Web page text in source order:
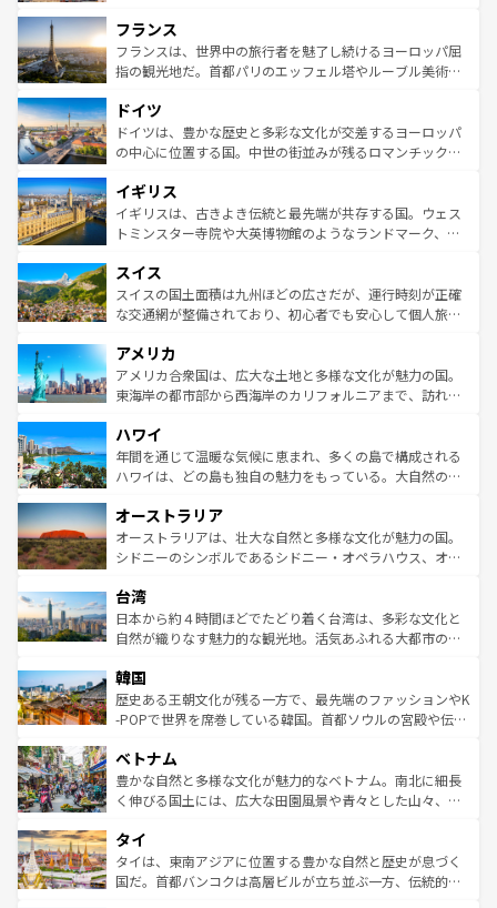
ませてくれるイタリアで、忘れられない旅をしてみよう！
なお、新着のイタリア情報はコンテンツ一覧 を参照してほ
しい。
文化が根付くこの国では、情熱的なフラメンコ、熱気あふ
れる闘牛、そして美味しいタパスが生活の一部となってい
る。首都マドリードの洗練された雰囲気や、バルセロナの
の城塞都市、穏やかなビーチリゾートまで多彩な表情を見
せる。地方によって風土や気候が異なるスペインはその個
性で訪れる人を魅了する。 なお、新着のスペイン情報はコ
フランス
フランスは、世界中の旅行者を魅了し続けるヨーロッパ屈
指の観光地だ。首都パリのエッフェル塔やルーブル美術館
で、幅広い魅力が詰まっている。華麗な宮殿、歴史的な大
聖堂、美しいビーチ、そして豊かな自然が、訪れる者を心
から魅了する。また、フランスは美食の国としても知ら
いる。シャンパンの発祥地であるランス、プロヴァンスの
香り高いラベンダー畑など、多彩な楽しみ方が可能だ。さ
らに、パリ以外の地域にも魅力が溢れており、どの街角に
れる地方に足を運ぶとそれぞれで全く異なる文化を体験で
きるだろう。 なお、新着のフランス情報はコンテンツ一覧
を参照してほしい。
ドイツ
ドイツは、豊かな歴史と多彩な文化が交差するヨーロッパ
の中心に位置する国。中世の街並みが残るロマンチック街
顔を持つこの国は、どこを歩いても飽きることがない。ベ
ルリンの文化的活気、バイエルン州のアルプスの絶景、そ
してライン川沿いのワイン畑といった風景は必見。ビール
は、お酒好きな人にはぜひ体験してほしい。 なお、新着の
ドイツ情報はコンテンツ一覧を参照してほしい。
イギリス
イギリスは、古きよき伝統と最先端が共存する国。ウェス
トミンスター寺院や大英博物館のようなランドマーク、歴
リアごとに異なる魅力がある。また、優雅なアフタヌーン
ティー、ビール好きにはたまらない英国パブ、サッカー観
戦など、本場だからこそできる体験も豊富。イギリスを旅
ンツ一覧を参照してほしい。
スイス
スイスの国土面積は九州ほどの広さだが、運行時刻が正確
な交通網が整備されており、初心者でも安心して個人旅行
の建物がそのまま残る町や、スイスならではのユニークな
博物館もあり、アルプス観光だけでなく町歩きも満喫する
ことができる。国民の所得が高いため物価も高いが、旅行
ば市内交通費無料で観光を楽しむこともできる。 なお、新
着のスイス情報はコンテンツ一覧 を参照してほしい。
アメリカ
アメリカ合衆国は、広大な土地と多様な文化が魅力の国。
東海岸の都市部から西海岸のカリフォルニアまで、訪れる
のような巨大都市は、観光、ショッピング、エンターテイ
ンメントが詰まった刺激的なスポットだ。一方、アメリカ
西部には大自然が広がり、グランドキャニオンやイエロー
部のニューオーリンズでは、音楽と美食が融合した独特の
文化が魅力。旅行者はアメリカの各地域で異なる魅力を楽
しみながら、その多様性と豊かな歴史を感じることができ
ならではの贅沢な旅のスタイルだ。 なお、新着のアメリカ
情報はコンテンツ一覧を参照してほしい。
ハワイ
年間を通じて温暖な気候に恵まれ、多くの島で構成される
ハワイは、どの島も独自の魅力をもっている。大自然の神
ワイ島は見逃せない。また、定番の観光地といえばオアフ
島だが、静かな自然を求めるならマウイ島やカウアイ島が
おすすめ。エメラルドグリーンに輝く海をはじめ、豊かな
れるおもてなしの心で訪れる人々を迎えてくれるハワイの
人々、おいしいローカルフードやハワイアンミュージッ
ク、伝統的なフラダンスなど、すべてがハワイの魅力を彩
ワイを、存分に味わってほしい。 なお、新着のハワイ情報
はコンテンツ一覧を参照してほしい。
オーストラリア
オーストラリアは、壮大な自然と多様な文化が魅力の国。
シドニーのシンボルであるシドニー・オペラハウス、オー
リアリーフや大陸中央部にそびえるウルル（エアーズロッ
ク）、タスマニアの美しい原生林やケアンズの熱帯雨林な
ど、見どころがたくさん。また、カフェやワイン、オージ
いる。アクティビティも充実しており、サーフィンやダイ
ビング、ハイキングなど、アウトドア好きにはたまらな
い。オーストラリアの多彩な魅力を存分に味わいつくそ
参照してほしい。
台湾
日本から約４時間ほどでたどり着く台湾は、多彩な文化と
自然が織りなす魅力的な観光地。活気あふれる大都市の台
ン）、静ひつな山岳地帯である台湾東部など、都市の喧騒
と山間の静けさが共存しており、訪れる人に新しい発見と
驚きをもたらしてくれる。また、奥深い台湾の食文化も魅
容にもいいと評判のスイーツなど、バラエティ豊かな料理
が味わえる。 なお、新着の台湾情報は コンテンツ一覧を参
照してほしい。
韓国
歴史ある王朝文化が残る一方で、最先端のファッションやK
-POPで世界を席巻している韓国。首都ソウルの宮殿や伝統
き、地方に足を延ばせば四季折々の自然美を楽しむことが
できる。そして、キムチや焼肉、絶品のストリートフード
まで、さまざまな韓国料理が待っている。夜には、韓国な
リティに包まれながら、韓国の多彩な魅力を心ゆくまで味
わってみてほしい。 なお、新着の韓国情報はコンテンツ一
覧を参照してほしい。
ベトナム
豊かな自然と多様な文化が魅力的なベトナム。南北に細長
く伸びる国土には、広大な田園風景や青々とした山々、世
急速な発展と共に伝統が息づく。ハノイの古い町並みやホ
ーチミン市のフランス統治時代の建物も、独特の雰囲気を
醸し出している。また、バラエティの豊かさとおいしさで
タイ
タイは、東南アジアに位置する豊かな自然と歴史が息づく
国だ。首都バンコクは高層ビルが立ち並ぶ一方、伝統的な